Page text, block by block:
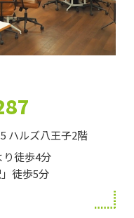
ハルズ八王子2階
り徒歩4分
徒歩5分